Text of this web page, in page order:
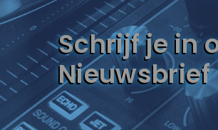
Schrijf je in
Nieuwsbrief